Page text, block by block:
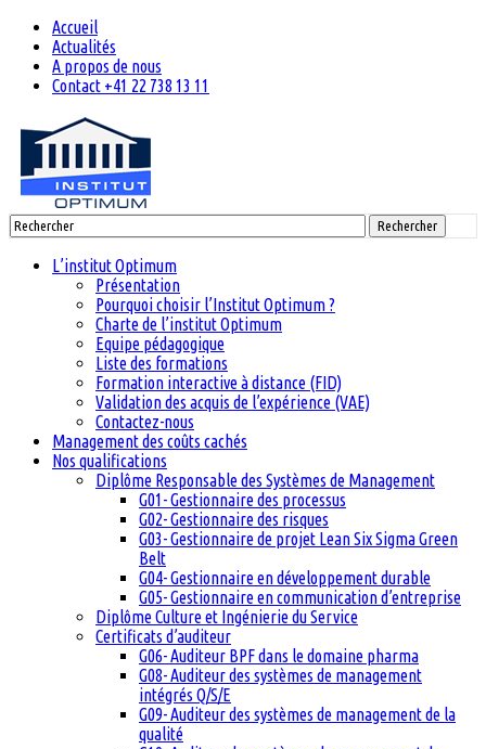
Accueil
Actualités
A propos de nous
Contact +41 22 738 13 11
Rechercher
L’institut Optimum
Présentation
Pourquoi choisir l’Institut Optimum ?
Charte de l’institut Optimum
Equipe pédagogique
Liste des formations
Formation interactive à distance (FID)
Validation des acquis de l’expérience (VAE)
Contactez-nous
Management des coûts cachés
Nos qualifications
Diplôme Responsable des Systèmes de Management
G01- Gestionnaire des processus
G02- Gestionnaire des risques
G03- Gestionnaire de projet Lean Six Sigma Green
Belt
G04- Gestionnaire en développement durable
G05- Gestionnaire en communication d’entreprise
Diplôme Culture et Ingénierie du Service
Certificats d’auditeur
G06- Auditeur BPF dans le domaine pharma
G08- Auditeur des systèmes de management
intégrés Q/S/E
G09- Auditeur des systèmes de management de la
qualité